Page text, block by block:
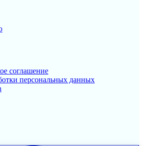
соглашение
персональных данных